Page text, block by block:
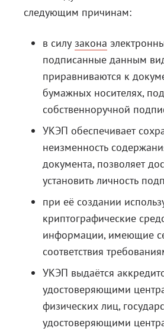
следующим причинам:
в силу закона
подписанные данным
приравниваются к
бумажных носителях,
собственноручной
УКЭП обеспечивает
неизменность
документа, позволяет
установить личность
при её создании
криптографические
информации, имеющие
соответствия
УКЭП выдаётся
удостоверяющими
физических лиц,
удостоверяющими